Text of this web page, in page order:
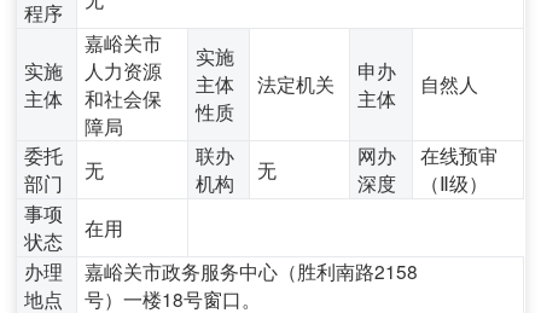
程序
实施
主体
嘉峪关市
人力资源
和社会保
障局
实施
主体
性质
法定机关
申办
主体
自然人
委托
部门
无
联办
机构
无
网办
深度
在线预审
（Ⅱ级）
事项
状态
在用
办理
地点
嘉峪关市政务服务中心（胜利南路2158
号）一楼18号窗口。